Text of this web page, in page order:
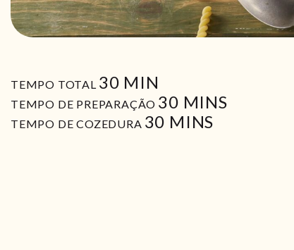
TEMPO TOTAL 30MIN
MIN
TEMPO DE PREPARAÇÃO 30MIN
MINS
TEMPO DE COZEDURA 30 MIN
MINS